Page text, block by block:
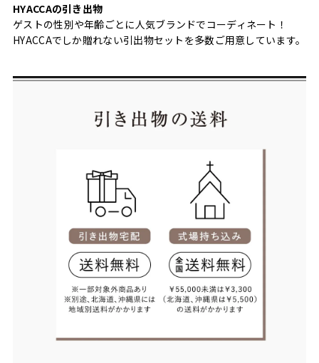
HYACCAの引き出物
ゲストの性別や年齢ごとに人気ブランドでコーディネート！
HYACCAでしか贈れない引出物セットを多数ご用意しています。